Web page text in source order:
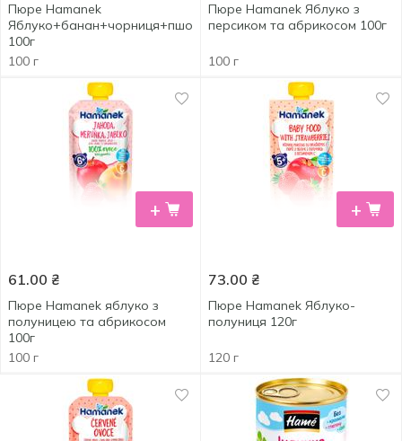
Пюре Hamanek
Яблуко+банан+чорниця+пшоно
100г
100 г
Пюре Hamanek Яблуко з
персиком та абрикосом 100г
100 г
+
61.00 ₴
Пюре Hamanek яблуко з
полуницею та абрикосом
100г
100 г
+
73.00 ₴
Пюре Hamanek Яблуко-
полуниця 120г
120 г